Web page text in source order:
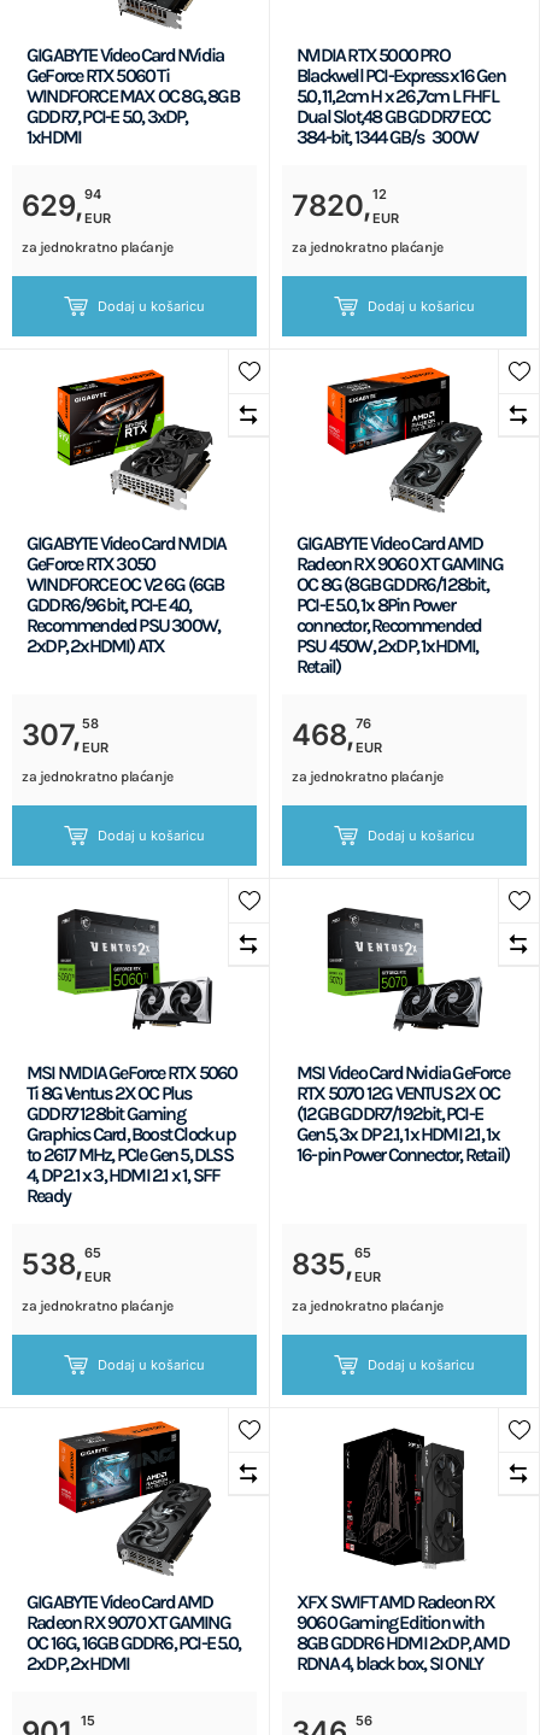
GIGABYTE Video Card NVidia
GeForce RTX 5060 Ti
WINDFORCE MAX OC 8G, 8GB
GDDR7, PCI-E 5.0, 3xDP,
1xHDMI
629,94
EUR
za jednokratno plaćanje
Dodaj u košaricu
NVIDIA RTX 5000 PRO
Blackwell PCI-Express x16 Gen
5.0, 11,2cm H x 26,7cm L FHFL
Dual Slot,48 GB GDDR7 ECC
384-bit, 1344 GB/s 300W
7820,12
EUR
za jednokratno plaćanje
Dodaj u košaricu
GIGABYTE Video Card NVIDIA
GeForce RTX 3050
WINDFORCE OC V2 6G (6GB
GDDR6/96bit, PCI-E 4.0,
Recommended PSU 300W,
2xDP, 2xHDMI) ATX
307,58
EUR
za jednokratno plaćanje
Dodaj u košaricu
GIGABYTE Video Card AMD
Radeon RX 9060 XT GAMING
OC 8G (8GB GDDR6/128bit,
PCI-E 5.0, 1x 8Pin Power
connector, Recommended
PSU 450W, 2xDP, 1xHDMI,
Retail)
468,76
EUR
za jednokratno plaćanje
Dodaj u košaricu
MSI NVIDIA GeForce RTX 5060
Ti 8G Ventus 2X OC Plus
GDDR7 128bit Gaming
Graphics Card, Boost Clock up
to 2617 MHz, PCIe Gen 5, DLSS
4, DP 2.1 x 3, HDMI 2.1 x 1, SFF
Ready
538,65
EUR
za jednokratno plaćanje
Dodaj u košaricu
MSI Video Card Nvidia GeForce
RTX 5070 12G VENTUS 2X OC
(12GB GDDR7/192bit, PCI-E
Gen5, 3x DP 2.1, 1x HDMI 2.1, 1x
16-pin Power Connector, Retail)
835,65
EUR
za jednokratno plaćanje
Dodaj u košaricu
GIGABYTE Video Card AMD
Radeon RX 9070 XT GAMING
OC 16G, 16GB GDDR6, PCI-E 5.0,
2xDP, 2xHDMI
15
XFX SWIFT AMD Radeon RX
9060 Gaming Edition with
8GB GDDR6 HDMI 2xDP, AMD
RDNA 4, black box, SI ONLY
56